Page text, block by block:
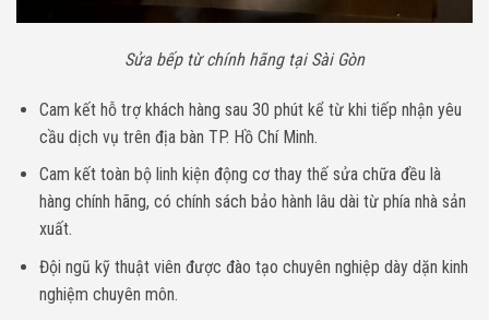
Sửa bếp từ chính hãng tại Sài Gòn
Cam kết hỗ trợ khách hàng sau 30 phút kể từ khi tiếp nhận yêu
cầu dịch vụ trên địa bàn TP. Hồ Chí Minh.
Cam kết toàn bộ linh kiện động cơ thay thế sửa chữa đều là
hàng chính hãng, có chính sách bảo hành lâu dài từ phía nhà sản
xuất.
Đội ngũ kỹ thuật viên được đào tạo chuyên nghiệp dày dặn kinh
nghiệm chuyên môn.